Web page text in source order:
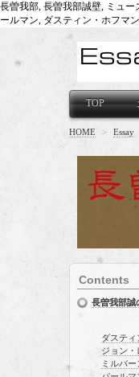
長曽我部, 長曽我部誠壁, ミュー
ールマン, ダスティン・ホフマ
TOP
HOME > Essay
Contents
長曽我部誠
ダスティ
ジョン・
ミルバ